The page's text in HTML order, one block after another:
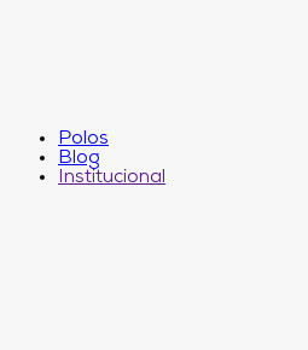
Polos
Blog
Institucional